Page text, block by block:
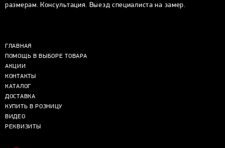
размерам. Консультация. Выезд специалиста на замер.
ГЛАВНАЯ
ПОМОЩЬ В ВЫБОРЕ ТОВАРА
АКЦИИ
КОНТАКТЫ
КАТАЛОГ
ДОСТАВКА
КУПИТЬ В РОЗНИЦУ
ВИДЕО
РЕКВИЗИТЫ